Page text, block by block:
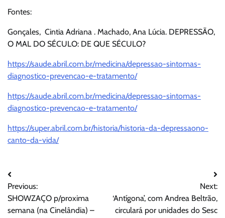
Fontes:
Gonçales, Cintia Adriana . Machado, Ana Lúcia. DEPRESSÃO,
O MAL DO SÉCULO: DE QUE SÉCULO?
https://saude.abril.com.br/medicina/depressao-sintomas-
diagnostico-prevencao-e-tratamento/
https://saude.abril.com.br/medicina/depressao-sintomas-
diagnostico-prevencao-e-tratamento/
https://super.abril.com.br/historia/historia-da-depressaono-
canto-da-vida/
Navegação
de
Post
Previous:
SHOWZAÇO p/proxima
semana (na Cinelândia) –
Next:
‘Antígona’, com Andrea Beltrão,
circulará por unidades do Sesc